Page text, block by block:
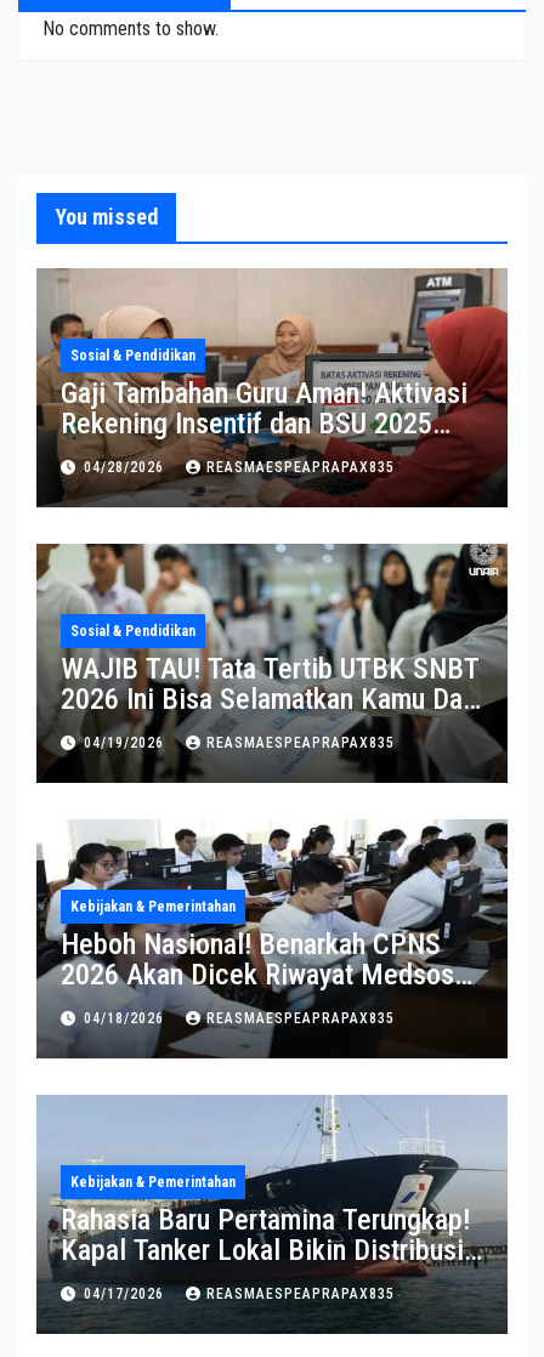
No comments to show.
You missed
Sosial & Pendidikan
Gaji Tambahan Guru Aman! Aktivasi
Rekening Insentif dan BSU 2025
Diperpanjang
04/28/2026 REASMAESPEAPRAPAX835
Sosial & Pendidikan
WAJIB TAU! Tata Tertib UTBK SNBT
2026 Ini Bisa Selamatkan Kamu Dari
Diskualifikasi
04/19/2026 REASMAESPEAPRAPAX835
Kebijakan & Pemerintahan
Heboh Nasional! Benarkah CPNS
2026 Akan Dicek Riwayat Medsos?
Pernyataan BKN Bikin Heboh
04/18/2026 REASMAESPEAPRAPAX835
Kebijakan & Pemerintahan
Rahasia Baru Pertamina Terungkap!
Kapal Tanker Lokal Bikin Distribusi
RI Makin Kuat
04/17/2026 REASMAESPEAPRAPAX835